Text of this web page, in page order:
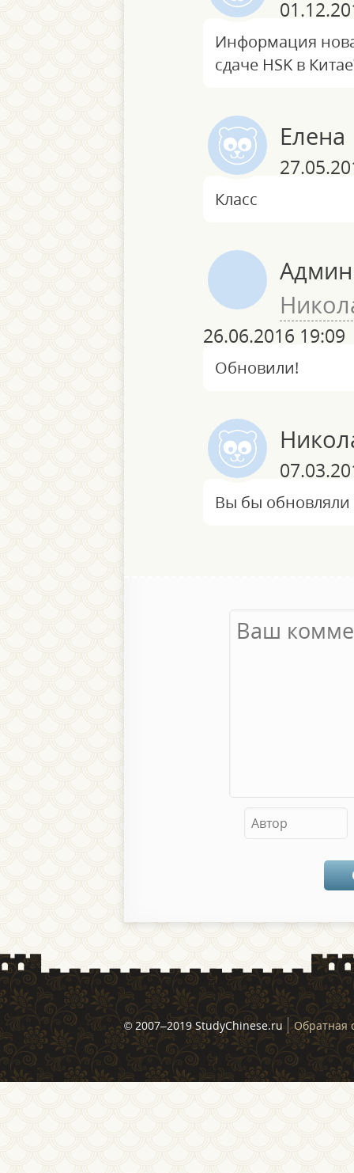
Информация
сдаче HSK в
Елена
Класс
26.06.2016 19:09
Обновили!
Вы бы
© 2007–2019 StudyChinese.ru Обратная